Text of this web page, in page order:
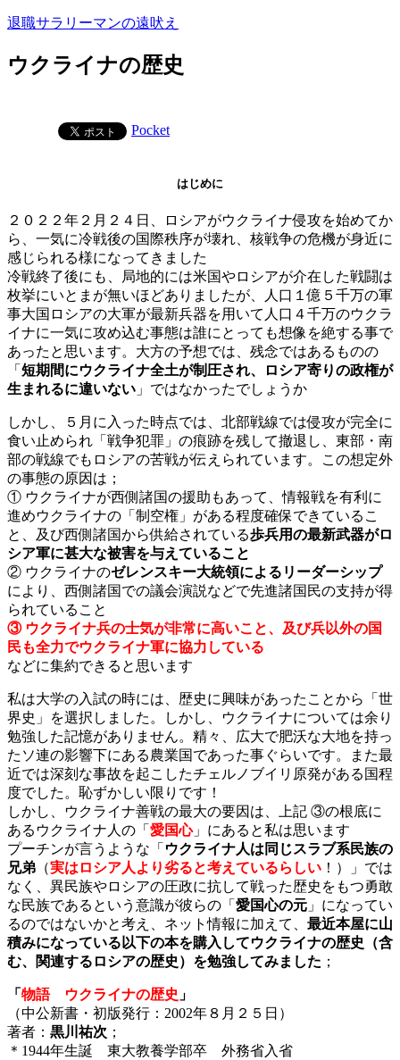
コ
テ
ン
退職サラリーマンの遠吠え
ウクライナの歴史
Pocket
はじめに
２０２２年２月２４日、ロシアがウクライナ侵攻を始めてか
ら、一気に冷戦後の国際秩序が壊れ、核戦争の危機が身近に
感じられる様になってきました
冷戦終了後にも、局地的には米国やロシアが介在した戦闘は
枚挙にいとまが無いほどありましたが、人口１億５千万の軍
事大国ロシアの大軍が最新兵器を用いて人口４千万のウクラ
イナに一気に攻め込む事態は誰にとっても想像を絶する事で
あったと思います。大方の予想では、残念ではあるものの
「 短期間にウクライナ全土が制圧され、ロシア寄りの政権が
生まれるに違いない 」ではなかったでしょうか
しかし、５月に入った時点では、北部戦線では侵攻が完全に
食い止められ「戦争犯罪」の痕跡を残して撤退し、東部・南
部の戦線でもロシアの苦戦が伝えられています。この想定外
の事態の原因は；
① ウクライナが西側諸国の援助もあって、情報戦を有利に
進めウクライナの「制空権」がある程度確保できているこ
と、及び西側諸国から供給されている歩兵用の最新武器がロ
シア軍に甚大な被害を与えていること
② ウクライナのゼレンスキー大統領によるリーダーシップ
により、西側諸国での議会演説などで先進諸国民の支持が得
られていること
③ ウクライナ兵の士気が非常に高いこと、及び兵以外の国
民も全力でウクライナ軍に協力している
などに集約できると思います
私は大学の入試の時には、歴史に興味があったことから「世
界史」を選択しました。しかし、ウクライナについては余り
勉強した記憶がありません。精々、広大で肥沃な大地を持っ
たソ連の影響下にある農業国であった事ぐらいです。また最
近では深刻な事故を起こしたチェルノブイリ原発がある国程
度でした。恥ずかしい限りです！
しかし、ウクライナ善戦の最大の要因は、上記 ③の根底に
あるウクライナ人の「 愛国心」にあると私は思います
プーチンが言うような「 ウクライナ人は同じスラブ系民族の
兄弟 （実はロシア人より劣ると考えているらしい ！）」では
なく、異民族やロシアの圧政に抗して戦った歴史をもつ勇敢
な民族であるという意識が彼らの「 愛国心の元 」になってい
るのではないかと考え、ネット情報に加えて、 最近本屋に山
積みになっている以下の本を購入してウクライナの歴史（含
む、関連するロシアの歴史）を勉強してみました ；
「 物語 ウクライナの歴史 」
（中公新書・初版発行：2002年８月２５日）
著者： 黒川祐次 ；
＊1944年生誕 東大教養学部卒 外務省入省